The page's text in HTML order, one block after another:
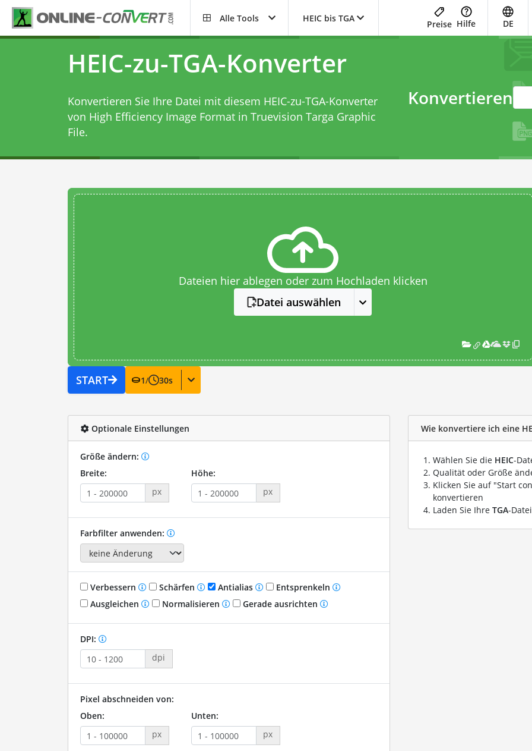
Alle Tools HEIC bis TGA
Preise Hilfe DE
HEIC-zu-TGA-Konverter
Konvertieren Sie Ihre Datei mit diesem HEIC-zu-TGA-Konverter
von High Efficiency Image Format in Truevision Targa Graphic
File.
Konvertieren
Dateien hier ablegen oder zum Hochladen klicken
Datei auswählen
START 1/ 30s
Optionale Einstellungen
Größe ändern:
Breite:
px
Höhe:
px
Farbfilter anwenden:
Verbessern Schärfen Antialias
Entsprenkeln
Ausgleichen
Normalisieren Gerade ausrichten
DPI:
dpi
Pixel abschneiden von:
Oben:
px
Unten:
px
Wie konvertiere ich eine
Wählen Sie die HEIC-
Qualität oder Größe
Klicken Sie auf "Start
konvertieren
Laden Sie Ihre TGA-